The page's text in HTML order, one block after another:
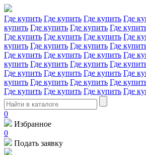
Где купить Где купить Где купить Где
купить Где купить Где купить Где
Где купить Где купить Где купить Где
купить Где купить Где купить Где
Где купить Где купить Где купить Где
купить Где купить Где купить Где
Где купить Где купить Где купить Где
купить Где купить Где купить Где
Где купить Где купить Где купить Где
0
Избранное
0
Подать заявку